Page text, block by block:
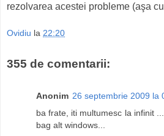
rezolvarea acestei probleme (aşa
Ovidiu la 22:20
355 de comentarii:
Anonim 26 septembrie 2009 la
ba frate, iti multumesc la infinit
bag alt windows...